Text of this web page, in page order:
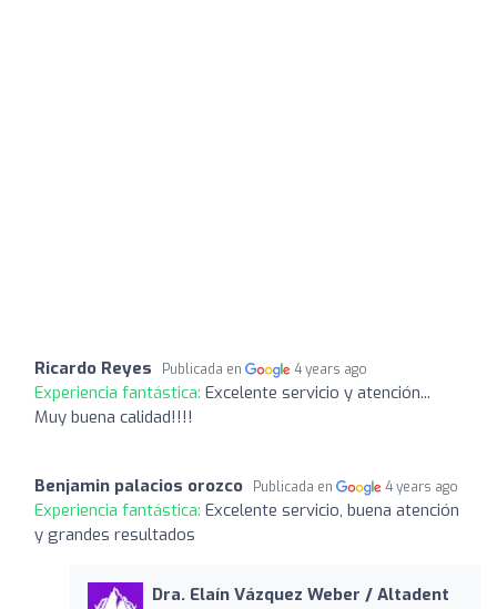
Ricardo Reyes Publicada en 4 years ago
Experiencia fantástica: Excelente servicio y atención...
Muy buena calidad!!!!
Benjamin palacios orozco Publicada en 4 years ago
Experiencia fantástica: Excelente servicio, buena atención
y grandes resultados
Dra. Elaín Vázquez Weber / Altadent